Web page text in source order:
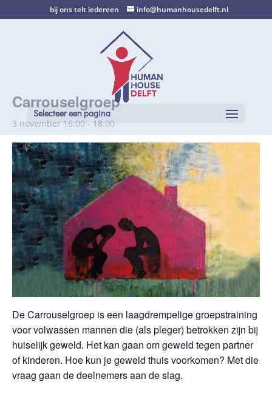
bij ons telt iedereen info@humanhousedelft.nl
Selecteer een pagina
Carrouselgroep
3 november 16:00 - 18:00
De Carrouselgroep is een laagdrempelige groepstraining
voor volwassen mannen die (als pleger) betrokken zijn bij
huiselijk geweld. Het kan gaan om geweld tegen partner
of kinderen. Hoe kun je geweld thuis voorkomen? Met die
vraag gaan de deelnemers aan de slag.